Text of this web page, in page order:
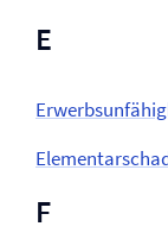
E
F